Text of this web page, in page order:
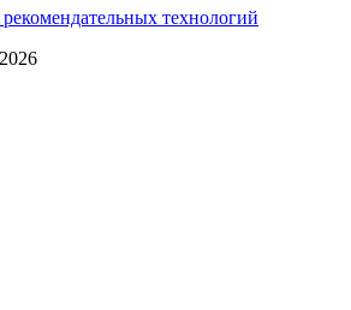
технологий